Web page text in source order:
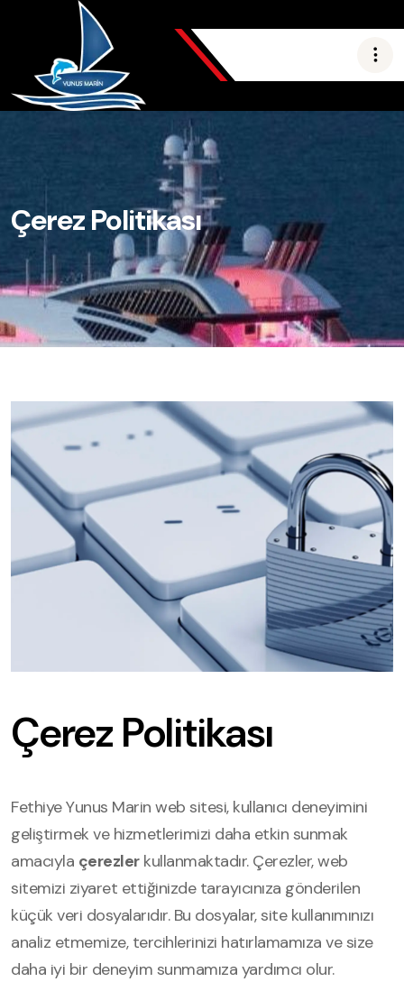
Çerez Politikası
Çerez Politikası
Fethiye Yunus Marin web sitesi, kullanıcı deneyimini
geliştirmek ve hizmetlerimizi daha etkin sunmak
amacıyla çerezlerkullanmaktadır. Çerezler, web
sitemizi ziyaret ettiğinizde tarayıcınıza gönderilen
küçük veri dosyalarıdır. Bu dosyalar, site kullanımınızı
analiz etmemize, tercihlerinizi hatırlamamıza ve size
daha iyi bir deneyim sunmamıza yardımcı olur.